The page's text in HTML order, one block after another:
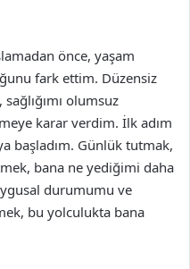
önce, yaşam
fark ettim. Düzensiz
olumsuz
karar verdim. İlk adım
başladım. Günlük tutmak,
bana ne yediğimi daha
durumumu ve
bu yolculukta bana